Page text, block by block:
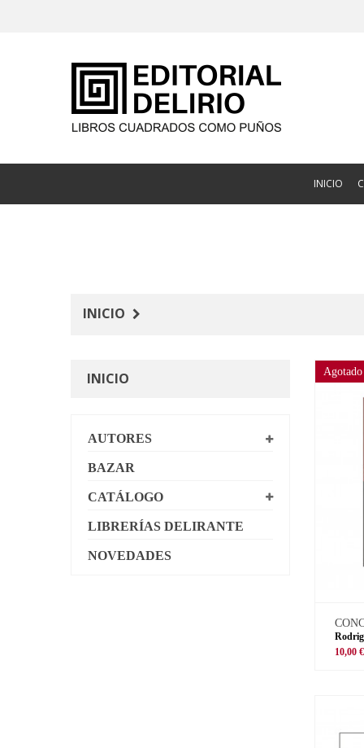
INICIO
INICIO
INICIO
AUTORES
BAZAR
CATÁLOGO
LIBRERÍAS DELIRANTE
NOVEDADES
Agotado
10,00 €